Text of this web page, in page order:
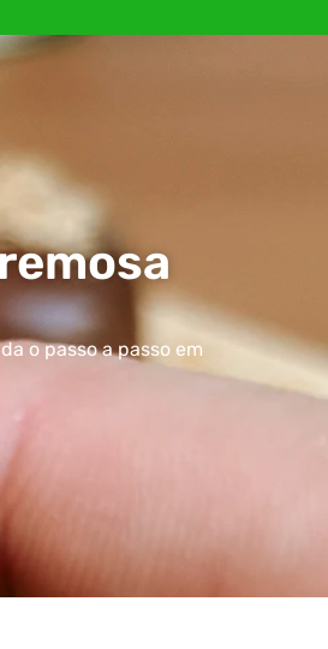
o passo a passo em